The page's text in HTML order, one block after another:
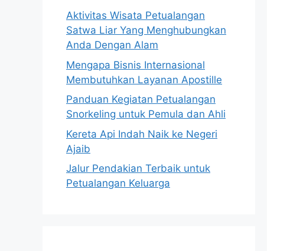
Aktivitas Wisata Petualangan
Satwa Liar Yang Menghubungkan
Anda Dengan Alam
Mengapa Bisnis Internasional
Membutuhkan Layanan Apostille
Panduan Kegiatan Petualangan
Snorkeling untuk Pemula dan Ahli
Kereta Api Indah Naik ke Negeri
Ajaib
Jalur Pendakian Terbaik untuk
Petualangan Keluarga